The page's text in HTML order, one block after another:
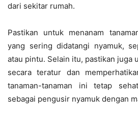
dari sekitar rumah.
Pastikan untuk menanam
yang sering didatangi nyamuk,
atau pintu. Selain itu, pastikan juga
secara teratur dan
tanaman-tanaman ini tetap
sebagai pengusir nyamuk dengan